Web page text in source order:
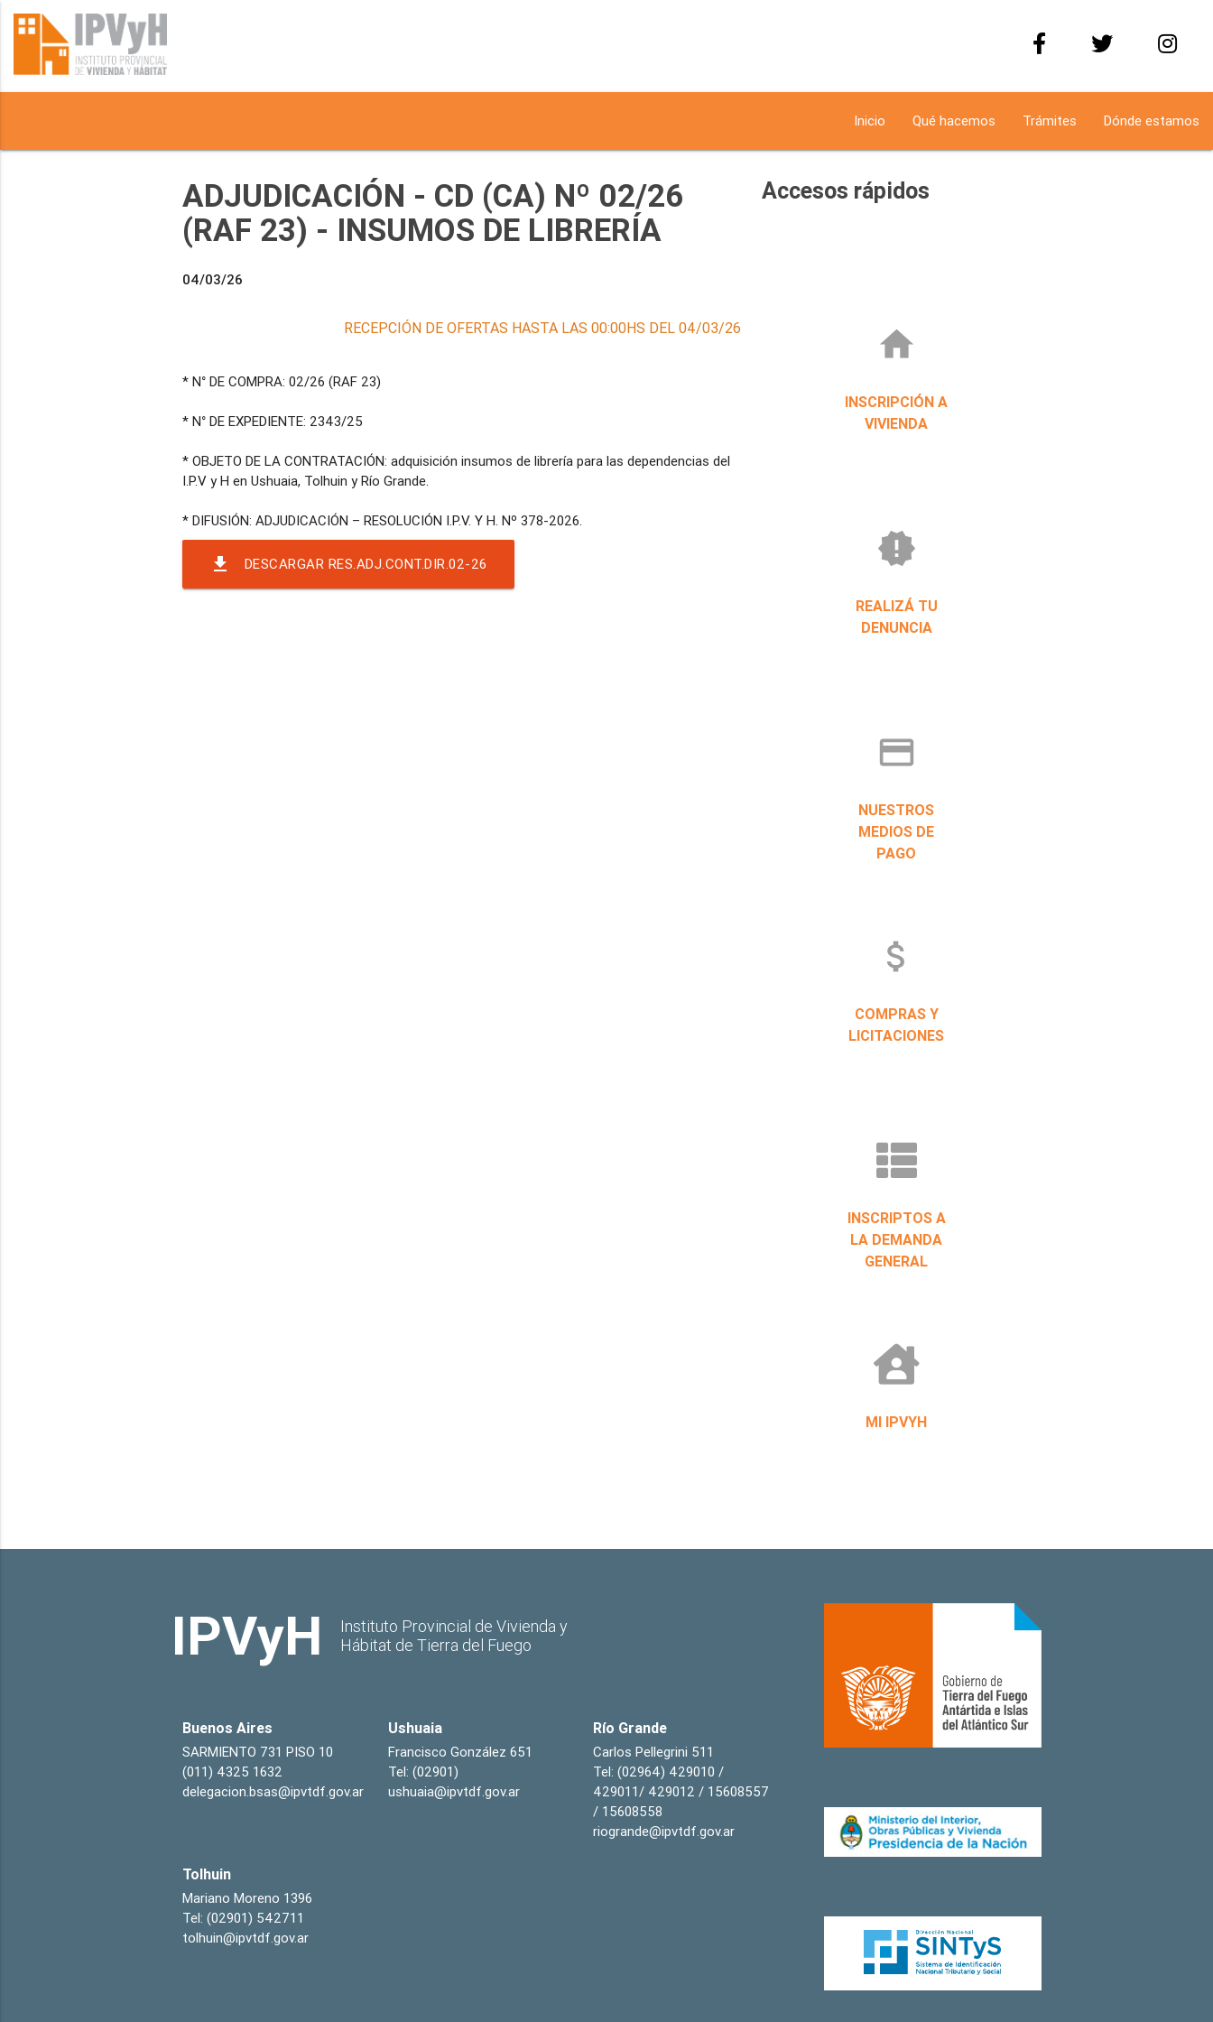
Inicio Qué hacemos Trámites Dónde estamos
ADJUDICACIÓN - CD (CA) Nº 02/26
(RAF 23) - INSUMOS DE LIBRERÍA
04/03/26
RECEPCIÓN DE OFERTAS HASTA LAS 00:00HS DEL 04/03/26
* N° DE COMPRA: 02/26 (RAF 23)
* N° DE EXPEDIENTE: 2343/25
* OBJETO DE LA CONTRATACIÓN: adquisición insumos de librería para las dependencias del
I.P.V y H en Ushuaia, Tolhuin y Río Grande.
file_download DESCARGAR RES.ADJ.CONT.DIR.02-26
Accesos rápidos
home
INSCRIPCIÓN A
VIVIENDA
new_releases
REALIZÁ TU
DENUNCIA
credit_card
NUESTROS
MEDIOS DE
PAGO
attach_money
COMPRAS Y
LICITACIONES
INSCRIPTOS A
LA DEMANDA
GENERAL
MI IPVYH
IPVyH
Instituto Provincial de Vivienda y
Hábitat de Tierra del Fuego
Buenos Aires
SARMIENTO 731 PISO 10
(011) 4325 1632
delegacion.bsas@ipvtdf.gov.ar
Ushuaia
Francisco González 651
Tel: (02901)
ushuaia@ipvtdf.gov.ar
Río Grande
Carlos Pellegrini 511
Tel: (02964) 429010 /
429011/ 429012 / 15608557
/ 15608558
riogrande@ipvtdf.gov.ar
Tolhuin
Mariano Moreno 1396
Tel: (02901) 542711
tolhuin@ipvtdf.gov.ar